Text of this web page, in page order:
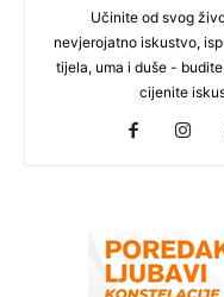
Učinite od svog
nevjerojatno iskustvo,
tijela, uma i duše -
cijenite